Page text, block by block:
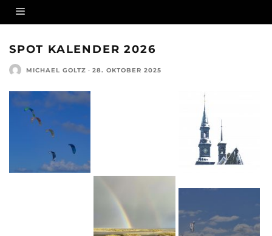
SPOT KALENDER 2026
MICHAEL GOLTZ · 28. OKTOBER 2025